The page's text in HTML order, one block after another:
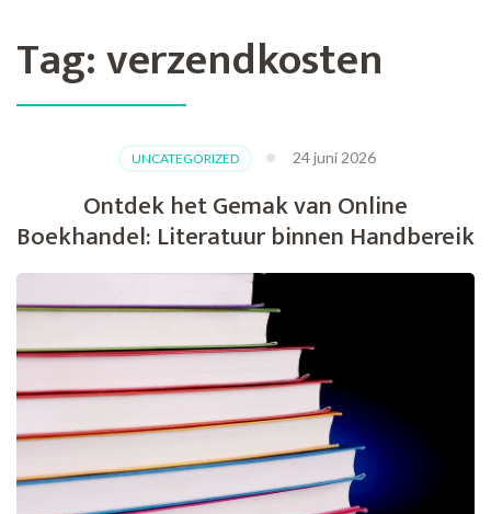
Tag:verzendkosten
UNCATEGORIZED 24 juni 2026
Ontdek het Gemak van Online
Boekhandel: Literatuur binnen Handbereik